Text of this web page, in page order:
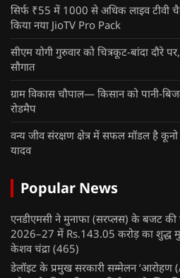
सिर्फ ₹55 में 1000 से अधिक लाइव टीवी
किया नया JioTV Pro Pack
सीएम योगी गुरुवार को चित्रकूट-बांदा दौरे
सौगात
ग्राम विकास चौपाल— किसान को पानी-
रोडमैप
वन्य जीव संरक्षण क्षेत्र में सफल मॉडल है कूनो
यादव
Popular News
एनडीएमसी ने मुनाफा (सरप्लस) के बजट की
2026–27 में Rs.143.05 करोड़ का शुद्ध
केशव चंद्रा (465)
डेलॉइट के प्रमुख सरकारी सम्मेलन